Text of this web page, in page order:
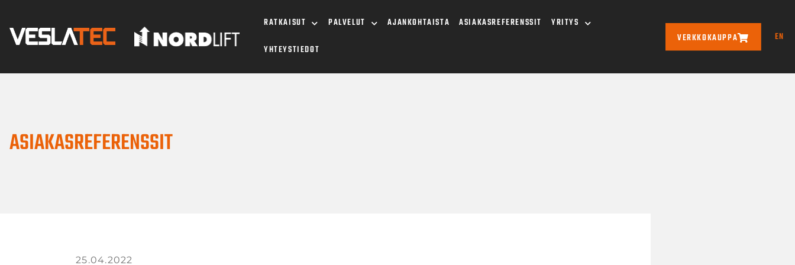
RATKAISUT PALVELUT AJANKOHTAISTA ASIAKASREFERENSSIT
YRITYS
YHTEYSTIEDOT
VERKKOKAUPPA EN
ASIAKASREFERENSSIT
25.04.2022